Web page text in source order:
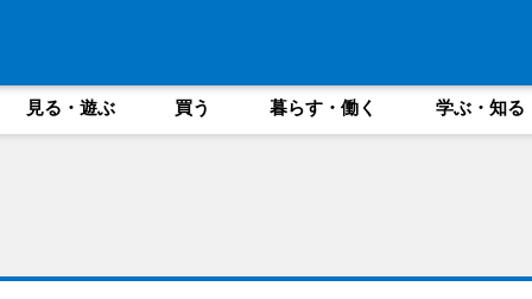
見る・遊ぶ 買う 暮らす・働く 学ぶ・知る